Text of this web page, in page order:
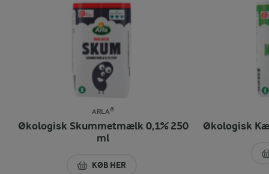
ARLA®
Økologisk Skummetmælk 0,1% 250
ml
KØB HER
ØKOLOGISK SKUMMETMÆLK 0,1% 250 ML
Økologisk